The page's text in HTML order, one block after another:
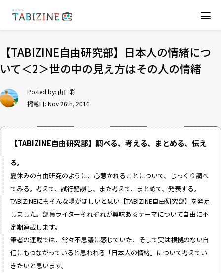
【TABIZINE自由研究部】日本人の情緒につ
いて＜2＞世の中の見え方はその人の情緒
Posted by: 山口彩
掲載日: Nov 26th, 2016
【TABIZINE自由研究部】調べる、考える、まとめる、伝え
る。
夏休みの自由研究のように、心惹かれることについて、じっくり調べ
てみる。考えて、試行錯誤し、また考えて、まとめて、発表する。
TABIZINEにもそんな場がほしいと思い【TABIZINE自由研究部】を発足
しました。部員ライターそれぞれが興味あるテーマについて自由に不
定期連載します。
筆者の連載では、常々不思議に感じていた、そして実は根拠のない自
信にもつながっていると思われる「日本人の情緒」について考えてい
きたいと思います。